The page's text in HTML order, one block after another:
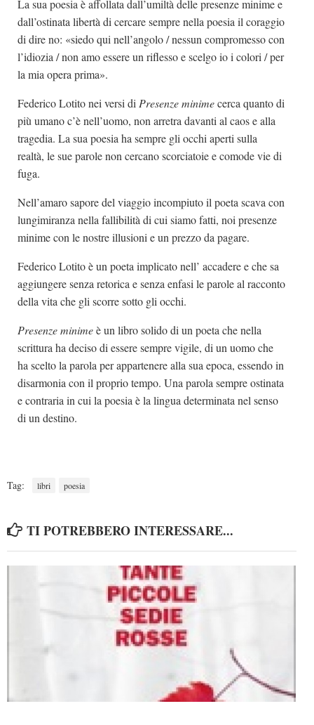
La sua poesia è affollata dall’umiltà delle presenze minime e
dall’ostinata libertà di cercare sempre nella poesia il coraggio
di dire no: «siedo qui nell’angolo / nessun compromesso con
l’idiozia / non amo essere un riflesso e scelgo io i colori / per
la mia opera prima».
Federico Lotito nei versi diPresenze minimecerca quanto di
più umano c’è nell’uomo, non arretra davanti al caos e alla
tragedia. La sua poesia ha sempre gli occhi aperti sulla
realtà, le sue parole non cercano scorciatoie e comode vie di
fuga.
Nell’amaro sapore del viaggio incompiuto il poeta scava con
lungimiranza nella fallibilità di cui siamo fatti, noi presenze
minime con le nostre illusioni e un prezzo da pagare.
Federico Lotito è un poeta implicato nell’ accadere e che sa
aggiungere senza retorica e senza enfasi le parole al racconto
della vita che gli scorre sotto gli occhi.
Presenze minimeè un libro solido di un poeta che nella
scrittura ha deciso di essere sempre vigile, di un uomo che
ha scelto la parola per appartenere alla sua epoca, essendo in
disarmonia con il proprio tempo. Una parola sempre ostinata
e contraria in cui la poesia è la lingua determinata nel senso
di un destino.
Tag: libri poesia
TI POTREBBERO INTERESSARE...